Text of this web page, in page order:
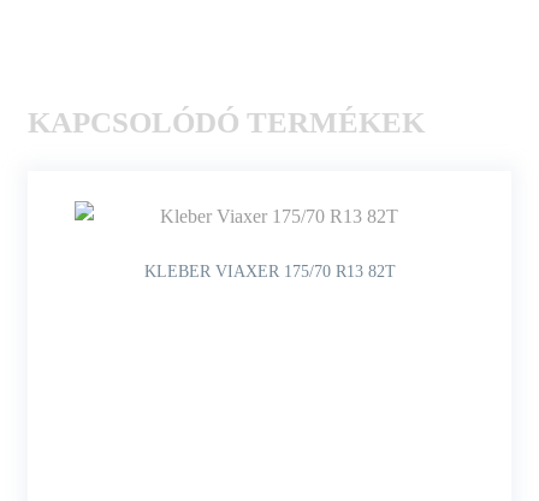
KAPCSOLÓDÓ TERMÉKEK
KLEBER VIAXER 175/70 R13 82T